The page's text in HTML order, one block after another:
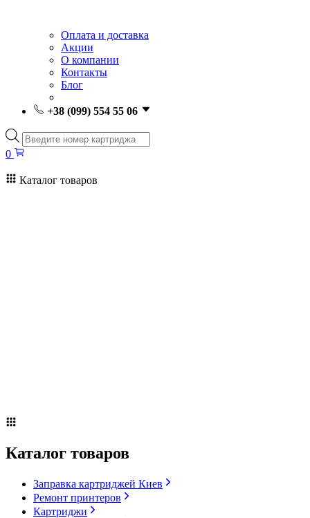
Оплата и доставка
Акции
О компании
Контакты
Блог
+38 (099) 554 55 06
Поиск
товаров
0
Каталог товаров
Каталог товаров
Заправка картриджей Киев
Ремонт принтеров
Картриджи